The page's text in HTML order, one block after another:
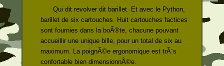
Qui dit revolver dit barillet. Et avec le Python,
barillet de six cartouches. Huit cartouches factices
sont fournies dans la boÃ®te, chacune pouvant
accueillir une unique bille, pour un total de six au
maximum. La poignÃ©e ergonomique est trÃ¨s
confortable bien dimensionnÃ©e.